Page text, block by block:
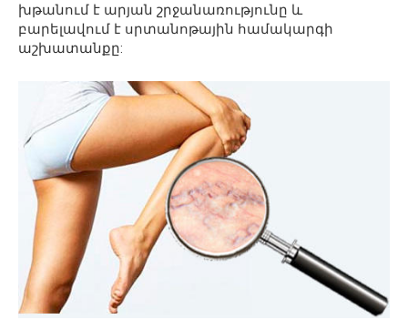
խթանում է արյան շրջանառությունը և
բարելավում է սրտանոթային համակարգի
աշխատանքը: